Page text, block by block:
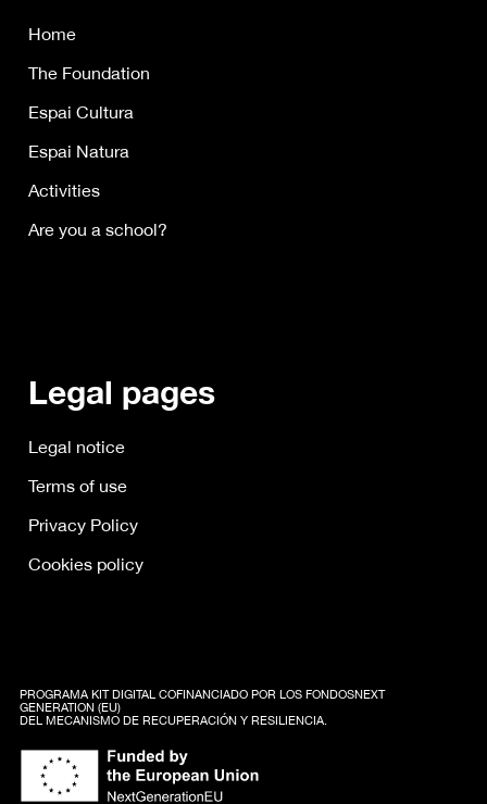
Home
The Foundation
Espai Cultura
Espai Natura
Activities
Are you a school?
Legal pages
Legal notice
Terms of use
Privacy Policy
Cookies policy
PROGRAMA KIT DIGITAL COFINANCIADO POR LOS FONDOSNEXT
GENERATION (EU)
DEL MECANISMO DE RECUPERACIÓN Y RESILIENCIA.